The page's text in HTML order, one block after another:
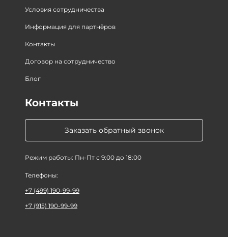
Условия сотрудничества
Информация для партнёров
Контакты
Договор на сотрудничество
Блог
Заказать обратный звонок
Режим работы: Пн-Пт с 9:00 до 18:00
Контакты
Телефоны:
+7 (499) 190-99-99
+7 (915) 190-99-99